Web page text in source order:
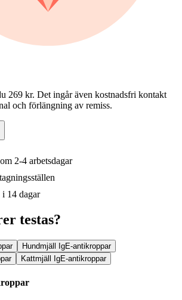
269 kr. Det ingår även kostnadsfri kontakt
och förlängning av remiss.
2-4 arbetsdagar
14 dagar
testas?
Hundmjäll IgE-antikroppar
Kattmjäll IgE-antikroppar